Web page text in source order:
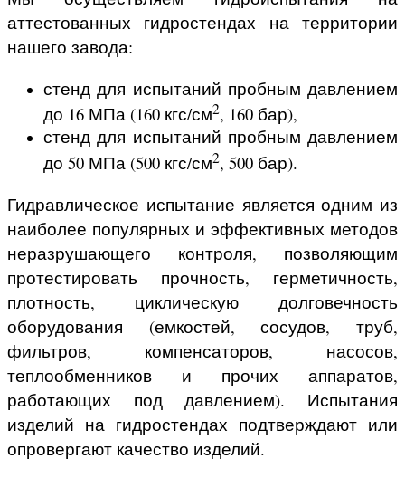
аттестованных гидростендах на территории
нашего завода:
стенд для испытаний пробным давлением
до 16 МПа (160 кгс/см2, 160 бар),
стенд для испытаний пробным давлением
до 50 МПа (500 кгс/см2, 500 бар).
Гидравлическое испытание является одним из
наиболее популярных и эффективных методов
неразрушающего контроля, позволяющим
протестировать прочность, герметичность,
плотность, циклическую долговечность
оборудования (емкостей, сосудов, труб,
фильтров, компенсаторов, насосов,
теплообменников и прочих аппаратов,
работающих под давлением). Испытания
изделий на гидростендах подтверждают или
опровергают качество изделий.